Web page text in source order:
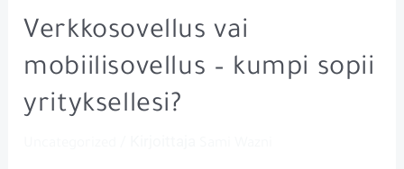
Verkkosovellus vai
mobiilisovellus – kumpi sopii
yrityksellesi?